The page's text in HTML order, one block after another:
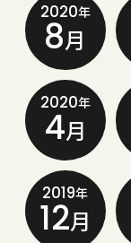
2020年
8月
2020年
4月
2019年
12月